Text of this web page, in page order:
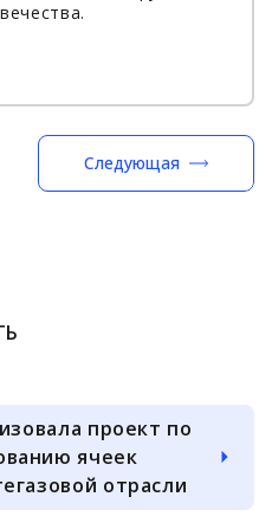
Следующая
проект по
ячеек
отрасли